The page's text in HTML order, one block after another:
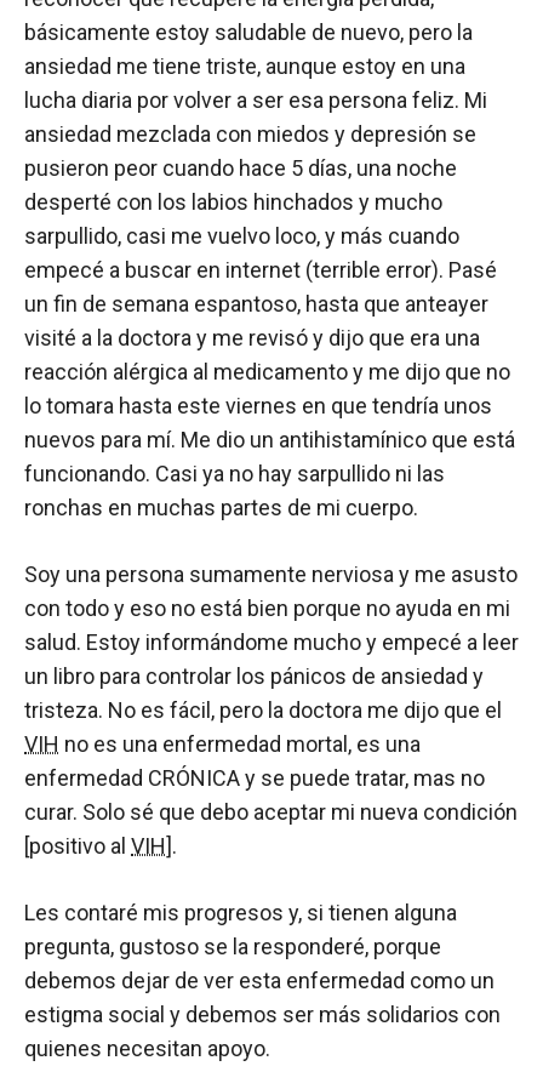
básicamente estoy saludable de nuevo, pero la
ansiedad me tiene triste, aunque estoy en una
lucha diaria por volver a ser esa persona feliz. Mi
ansiedad mezclada con miedos y depresión se
pusieron peor cuando hace 5 días, una noche
desperté con los labios hinchados y mucho
sarpullido, casi me vuelvo loco, y más cuando
empecé a buscar en internet (terrible error). Pasé
un fin de semana espantoso, hasta que anteayer
visité a la doctora y me revisó y dijo que era una
reacción alérgica al medicamento y me dijo que no
lo tomara hasta este viernes en que tendría unos
nuevos para mí. Me dio un antihistamínico que está
funcionando. Casi ya no hay sarpullido ni las
ronchas en muchas partes de mi cuerpo.
Soy una persona sumamente nerviosa y me asusto
con todo y eso no está bien porque no ayuda en mi
salud. Estoy informándome mucho y empecé a leer
un libro para controlar los pánicos de ansiedad y
tristeza. No es fácil, pero la doctora me dijo que el
VIH no es una enfermedad mortal, es una
enfermedad CRÓNICA y se puede tratar, mas no
curar. Solo sé que debo aceptar mi nueva condición
[positivo al VIH].
Les contaré mis progresos y, si tienen alguna
pregunta, gustoso se la responderé, porque
debemos dejar de ver esta enfermedad como un
estigma social y debemos ser más solidarios con
quienes necesitan apoyo.